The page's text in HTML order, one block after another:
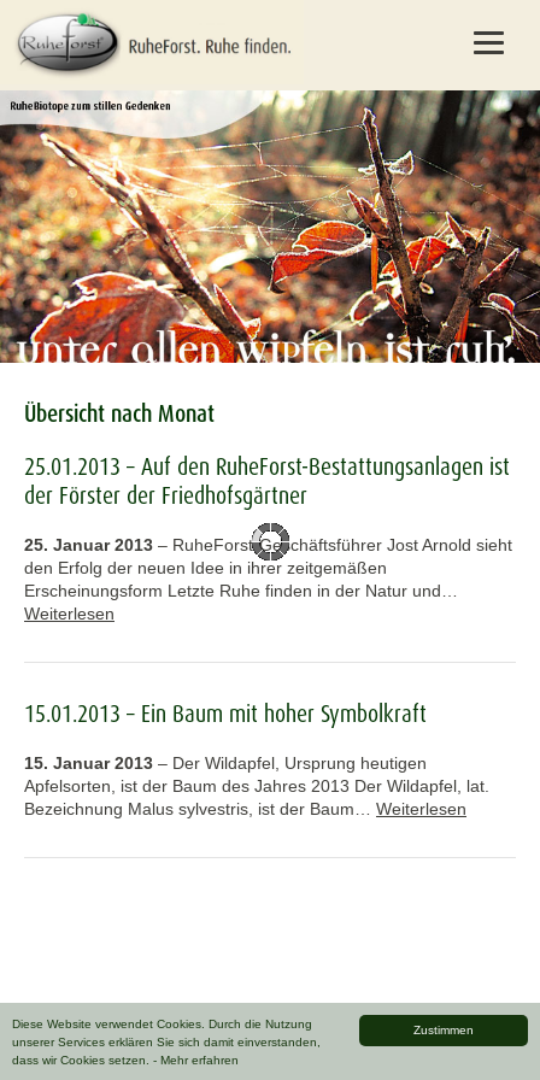
Zustimmen
Diese Website verwendet Cookies. Durch die Nutzung
unserer Services erklären Sie sich damit einverstanden,
dass wir Cookies setzen. - Mehr erfahren
Übersicht nach Monat
25.01.2013 – Auf den RuheForst-Bestattungsanlagen ist
der Förster der Friedhofsgärtner
25. Januar 2013 – RuheForst-Geschäftsführer Jost Arnold sieht
den Erfolg der neuen Idee in ihrer zeitgemäßen
Erscheinungsform Letzte Ruhe finden in der Natur und…
Weiterlesen
15.01.2013 – Ein Baum mit hoher Symbolkraft
15. Januar 2013 – Der Wildapfel, Ursprung heutigen
Apfelsorten, ist der Baum des Jahres 2013 Der Wildapfel, lat.
Bezeichnung Malus sylvestris, ist der Baum… Weiterlesen